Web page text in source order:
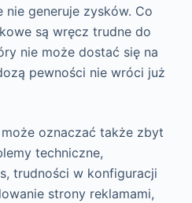
nie generuje zysków. Co
są wręcz trudne do
nie może dostać się na
pewności nie wróci już
oznaczać także zbyt
techniczne,
trudności w konfiguracji
strony reklamami,